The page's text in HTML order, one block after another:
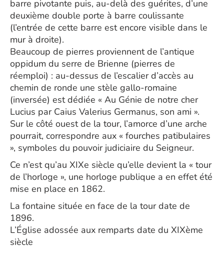
barre pivotante puis, au-delà des guérites, d’une
deuxième double porte à barre coulissante
(l’entrée de cette barre est encore visible dans le
mur à droite).
Beaucoup de pierres proviennent de l’antique
oppidum du serre de Brienne (pierres de
réemploi) : au-dessus de l’escalier d’accès au
chemin de ronde une stèle gallo-romaine
(inversée) est dédiée « Au Génie de notre cher
Lucius par Caius Valerius Germanus, son ami ».
Sur le côté ouest de la tour, l’amorce d’une arche
pourrait, correspondre aux « fourches patibulaires
», symboles du pouvoir judiciaire du Seigneur.
Ce n’est qu’au XIXe siècle qu’elle devient la « tour
de l’horloge », une horloge publique a en effet été
mise en place en 1862.
La fontaine située en face de la tour date de
1896.
L’Église adossée aux remparts date du XIXème
siècle